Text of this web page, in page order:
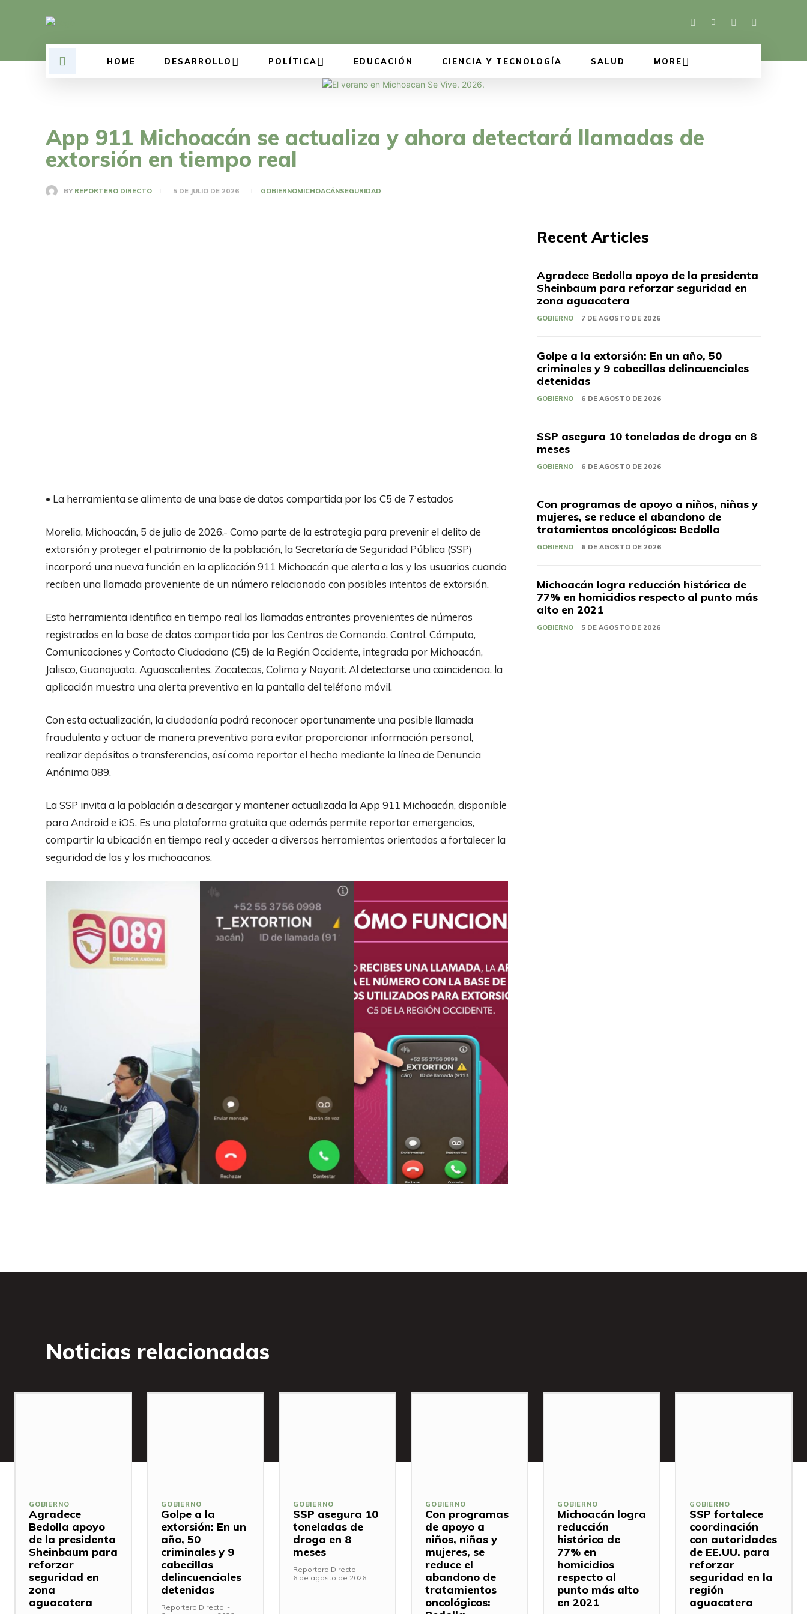
HOME DESARROLLO POLÍTICA EDUCACIÓN CIENCIA Y TECNOLOGÍA SALUD MORE
App 911 Michoacán se actualiza y ahora detectará llamadas de
extorsión en tiempo real
BY REPORTERO DIRECTO 5 DE JULIO DE 2026 GOBIERNOMICHOACÁNSEGURIDAD
• La herramienta se alimenta de una base de datos compartida por los C5 de 7 estados
Morelia, Michoacán, 5 de julio de 2026.- Como parte de la estrategia para prevenir el delito de
extorsión y proteger el patrimonio de la población, la Secretaría de Seguridad Pública (SSP)
incorporó una nueva función en la aplicación 911 Michoacán que alerta a las y los usuarios cuando
reciben una llamada proveniente de un número relacionado con posibles intentos de extorsión.
Esta herramienta identifica en tiempo real las llamadas entrantes provenientes de números
registrados en la base de datos compartida por los Centros de Comando, Control, Cómputo,
Comunicaciones y Contacto Ciudadano (C5) de la Región Occidente, integrada por Michoacán,
Jalisco, Guanajuato, Aguascalientes, Zacatecas, Colima y Nayarit. Al detectarse una coincidencia, la
aplicación muestra una alerta preventiva en la pantalla del teléfono móvil.
Con esta actualización, la ciudadanía podrá reconocer oportunamente una posible llamada
fraudulenta y actuar de manera preventiva para evitar proporcionar información personal,
realizar depósitos o transferencias, así como reportar el hecho mediante la línea de Denuncia
Anónima 089.
La SSP invita a la población a descargar y mantener actualizada la App 911 Michoacán, disponible
para Android e iOS. Es una plataforma gratuita que además permite reportar emergencias,
compartir la ubicación en tiempo real y acceder a diversas herramientas orientadas a fortalecer la
seguridad de las y los michoacanos.
Recent Articles
Agradece Bedolla apoyo de la presidenta
Sheinbaum para reforzar seguridad en
zona aguacatera
GOBIERNO 7 DE AGOSTO DE 2026
Golpe a la extorsión: En un año, 50
criminales y 9 cabecillas delincuenciales
detenidas
GOBIERNO 6 DE AGOSTO DE 2026
SSP asegura 10 toneladas de droga en 8
meses
GOBIERNO 6 DE AGOSTO DE 2026
Con programas de apoyo a niños, niñas y
mujeres, se reduce el abandono de
tratamientos oncológicos: Bedolla
GOBIERNO 6 DE AGOSTO DE 2026
Michoacán logra reducción histórica de
77% en homicidios respecto al punto más
alto en 2021
GOBIERNO 5 DE AGOSTO DE 2026
Noticias relacionadas
GOBIERNO
Agradece
Bedolla apoyo
de la presidenta
Sheinbaum para
reforzar
seguridad en
zona
aguacatera
GOBIERNO
Golpe a la
extorsión: En un
año, 50
criminales y 9
cabecillas
delincuenciales
detenidas
Reportero Directo -
GOBIERNO
SSP asegura 10
toneladas de
droga en 8
meses
Reportero Directo -
6 de agosto de 2026
GOBIERNO
Con programas
de apoyo a
niños, niñas y
mujeres, se
reduce el
abandono de
tratamientos
oncológicos:
GOBIERNO
Michoacán logra
reducción
histórica de
77% en
homicidios
respecto al
punto más alto
en 2021
GOBIERNO
SSP fortalece
coordinación
con autoridades
de EE.UU. para
reforzar
seguridad en la
región
aguacatera